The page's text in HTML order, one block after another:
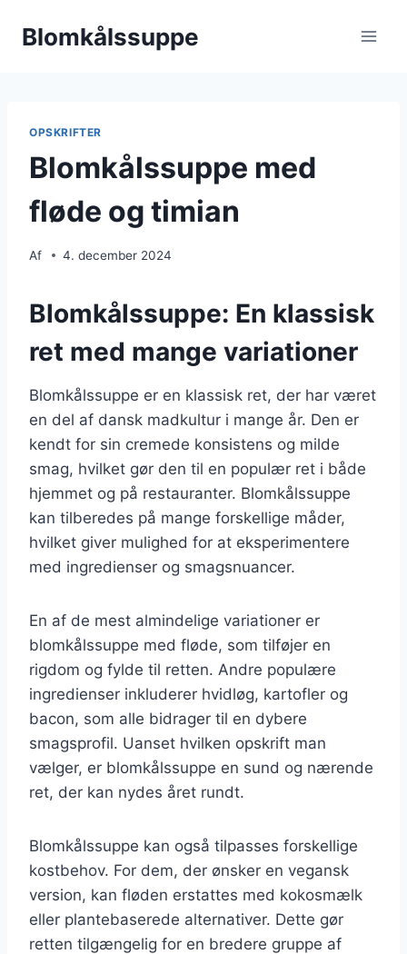
Blomkålssuppe
OPSKRIFTER
Blomkålssuppe med
fløde og timian
Af 4. december 2024
Blomkålssuppe: En klassisk
ret med mange variationer
Blomkålssuppe er en klassisk ret, der har været
en del af dansk madkultur i mange år. Den er
kendt for sin cremede konsistens og milde
smag, hvilket gør den til en populær ret i både
hjemmet og på restauranter. Blomkålssuppe
kan tilberedes på mange forskellige måder,
hvilket giver mulighed for at eksperimentere
med ingredienser og smagsnuancer.
En af de mest almindelige variationer er
blomkålssuppe med fløde, som tilføjer en
rigdom og fylde til retten. Andre populære
ingredienser inkluderer hvidløg, kartofler og
bacon, som alle bidrager til en dybere
smagsprofil. Uanset hvilken opskrift man
vælger, er blomkålssuppe en sund og nærende
ret, der kan nydes året rundt.
Blomkålssuppe kan også tilpasses forskellige
kostbehov. For dem, der ønsker en vegansk
version, kan fløden erstattes med kokosmælk
eller plantebaserede alternativer. Dette gør
retten tilgængelig for en bredere gruppe af